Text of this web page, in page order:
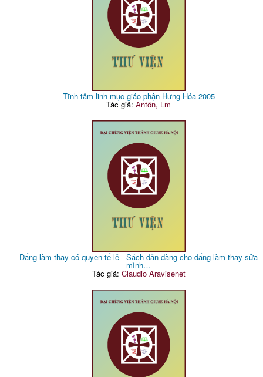
Tĩnh tâm linh mục giáo phận Hưng Hóa 2005
Tác giả:Antôn, Lm
Đấng làm thầy có quyền tế lễ - Sách dẫn đàng cho đấng làm thầy sửa
mình…
Tác giả: Claudio Aravisenet